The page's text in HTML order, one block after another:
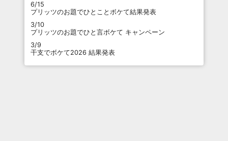
6/15
プリッツのお題でひとことボケて結果発表
3/10
プリッツのお題でひと言ボケて キャンペーン
3/9
干支でボケて2026 結果発表